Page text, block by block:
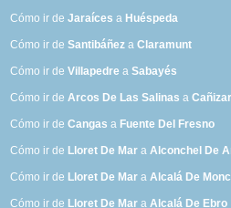
Cómo ir deJaraíces a Huéspeda
Cómo ir deSantibáñez aClaramunt
Cómo ir deVillapedre aSabayés
Cómo ir deArcos De Las Salinas a
Cómo ir deCangas a Fuente Del Fresno
Cómo ir de Lloret De Mar aAlconchel De
Cómo ir de Lloret De Mar aAlcalá De
Cómo ir de Lloret De Mar aAlcalá De Ebro